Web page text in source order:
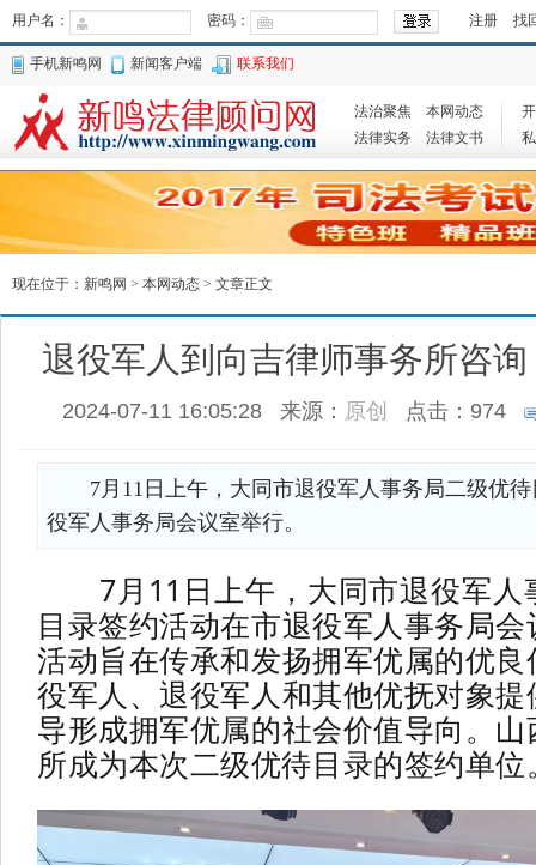
用户名： 密码： 注册 找
手机新鸣网 新闻客户端 联系我们
法治聚焦
本网动态
法律实务
法律文书
现在位于： 新鸣网 > 本网动态 > 文章正文
退役军人到向吉律师事务所咨
2024-07-11 16:05:28 来源： 原创 点击： 974
7月11日上午，大同市退役军人事务局二级优待
役军人事务局会议室举行。
7月11日上午，大同市退役军人
目录签约活动在市退役军人事务局
活动旨在传承和发扬拥军优属的优
役军人、退役军人和其他优抚对象
导形成拥军优属的社会价值导向。
所成为本次二级优待目录的签约单位